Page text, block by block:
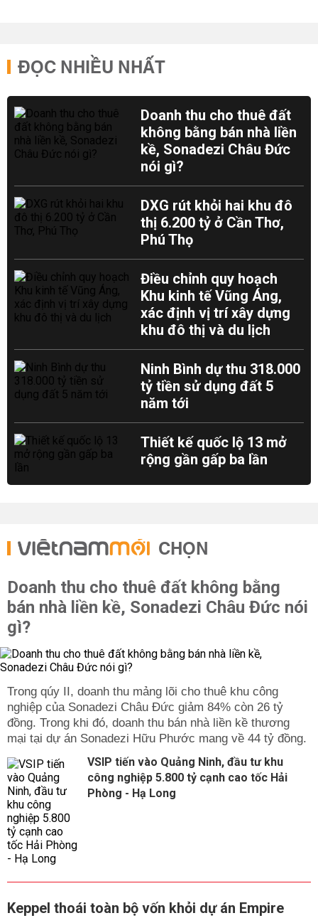
ĐỌC NHIỀU NHẤT
Doanh thu cho thuê đất
không bằng bán nhà liền
kề, Sonadezi Châu Đức
nói gì?
DXG rút khỏi hai khu đô
thị 6.200 tỷ ở Cần Thơ,
Phú Thọ
Điều chỉnh quy hoạch
Khu kinh tế Vũng Áng,
xác định vị trí xây dựng
khu đô thị và du lịch
Ninh Bình dự thu 318.000
tỷ tiền sử dụng đất 5
năm tới
Thiết kế quốc lộ 13 mở
rộng gần gấp ba lần
CHỌN
Doanh thu cho thuê đất không bằng
bán nhà liền kề, Sonadezi Châu Đức nói
gì?
Trong qúy II, doanh thu mảng lõi cho thuê khu công
nghiệp của Sonadezi Châu Đức giảm 84% còn 26 tỷ
đồng. Trong khi đó, doanh thu bán nhà liền kề thương
mại tại dự án Sonadezi Hữu Phước mang về 44 tỷ đồng.
VSIP tiến vào Quảng Ninh, đầu tư khu
công nghiệp 5.800 tỷ cạnh cao tốc Hải
Phòng - Hạ Long
Keppel thoái toàn bộ vốn khỏi dự án Empire